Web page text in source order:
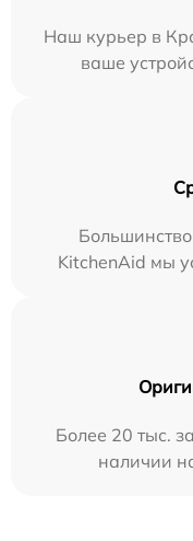
Наш курьер в
ваше
KitchenAid мы
Более 20 тыс.
наличии